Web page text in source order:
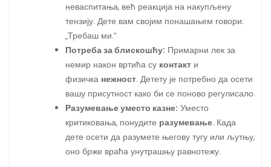
неваспитања, већ реакција на накупљену
тензију. Дете вам својим понашањем говори:
„Требаш ми.“
Потреба за блискошћу: Примарни лек за
немир након вртића су контакт и
физичка нежност. Детету је потребно да осети
вашу присутност како би се поново регулисало.
Разумевање уместо казне: Уместо
критиковања, понудите разумевање. Када
дете осети да разумете његову тугу или љутњу,
оно брже враћа унутрашњу равнотежу.